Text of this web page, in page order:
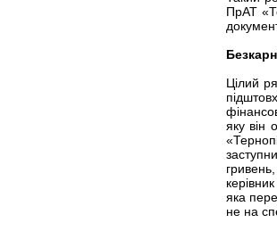
ПрАТ
Цілий
яку він
яка
не на